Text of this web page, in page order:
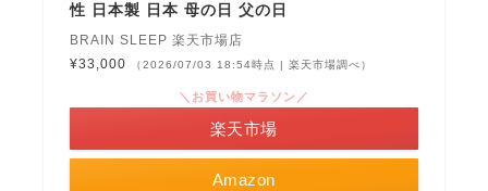
性 日本製 日本 母の日 父の日
BRAIN SLEEP 楽天市場店
¥33,000
（2026/07/03 18:54時点 | 楽天市場調べ）
Amazon
＼お買い物マラソン／
楽天市場